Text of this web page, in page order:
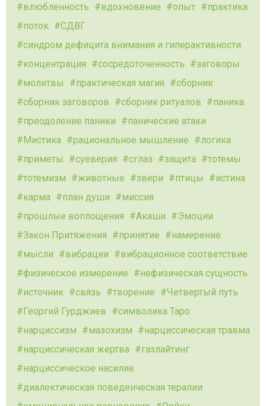
влюбленность
вдохновение опыт
практика
поток
СДВГ
синдром дефицита внимания и гиперактивности
концентрация
сосредоточенность
заговоры
молитвы
практическая магия
сборник
сборник заговоров
сборник ритуалов
паника
преодоление паники
панические атаки
Мистика
рациональное мышление
логика
приметы
суеверия сглаз защита
тотемы
тотемизм
животные звери птицы
истина
карма
план души
миссия
прошлые воплощения
Акаши
Эмоции
Закон Притяжения
принятие
намерение
мысли
вибрации
вибрационное соответствие
физическое измерение
нефизическая сущность
источник
связь творение
Четвертый путь
Георгий Гурджиев
символика Таро
нарциссизм
мазохизм
нарциссическая травма
нарциссическая жертва
газлайтинг
нарциссическое насилие
диалектическая поведенческая терапии